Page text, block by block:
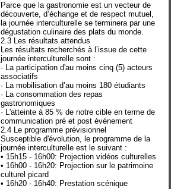
Parce que la gastronomie est un vecteur de
découverte, d’échange et de respect mutuel,
la journée interculturelle se terminera par une
dégustation culinaire des plats du monde.
2.3 Les résultats attendus
Les résultats recherchés à l’issue de cette
journée interculturelle sont :
· La participation d'au moins cinq (5) acteurs
associatifs
· La mobilisation d’au moins 180 étudiants
· La consommation des repas
gastronomiques
· L'atteinte à 85 % de notre cible en terme de
communication pré et post événement
2.4 Le programme prévisionnel
Susceptible d'évolution, le programme de la
journée interculturelle est le suivant :
• 15h15 - 16h00: Projection vidéos culturelles
• 16h00 - 16h20: Projection sur le patrimoine
culturel picard
• 16h20 - 16h40: Prestation scénique